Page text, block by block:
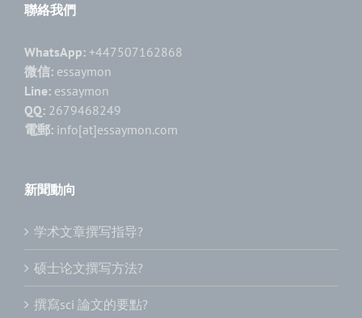
聯絡我們
WhatsApp: +447507162868
微信: essaymon
Line: essaymon
QQ: 2679468249
電郵: info[at]essaymon.com
新聞動向
学术文章撰写指导?
硕士论文撰写方法?
撰寫sci 論文的要點?